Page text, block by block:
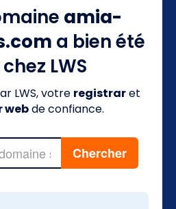
amia-
a bien été
LWS
LWS, votre registraret
webde confiance.